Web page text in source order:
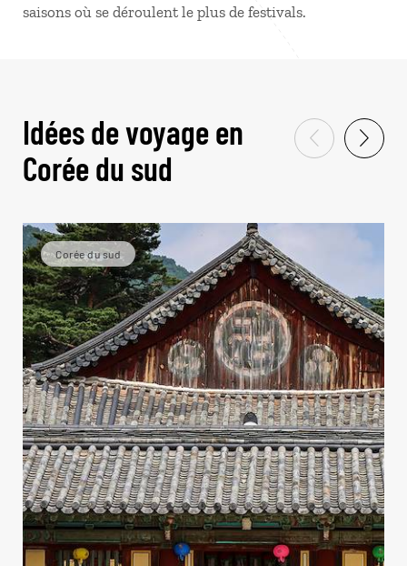
saisons où se déroulent le plus de festivals.
Idées de voyage en
Corée du sud
Corée du sud